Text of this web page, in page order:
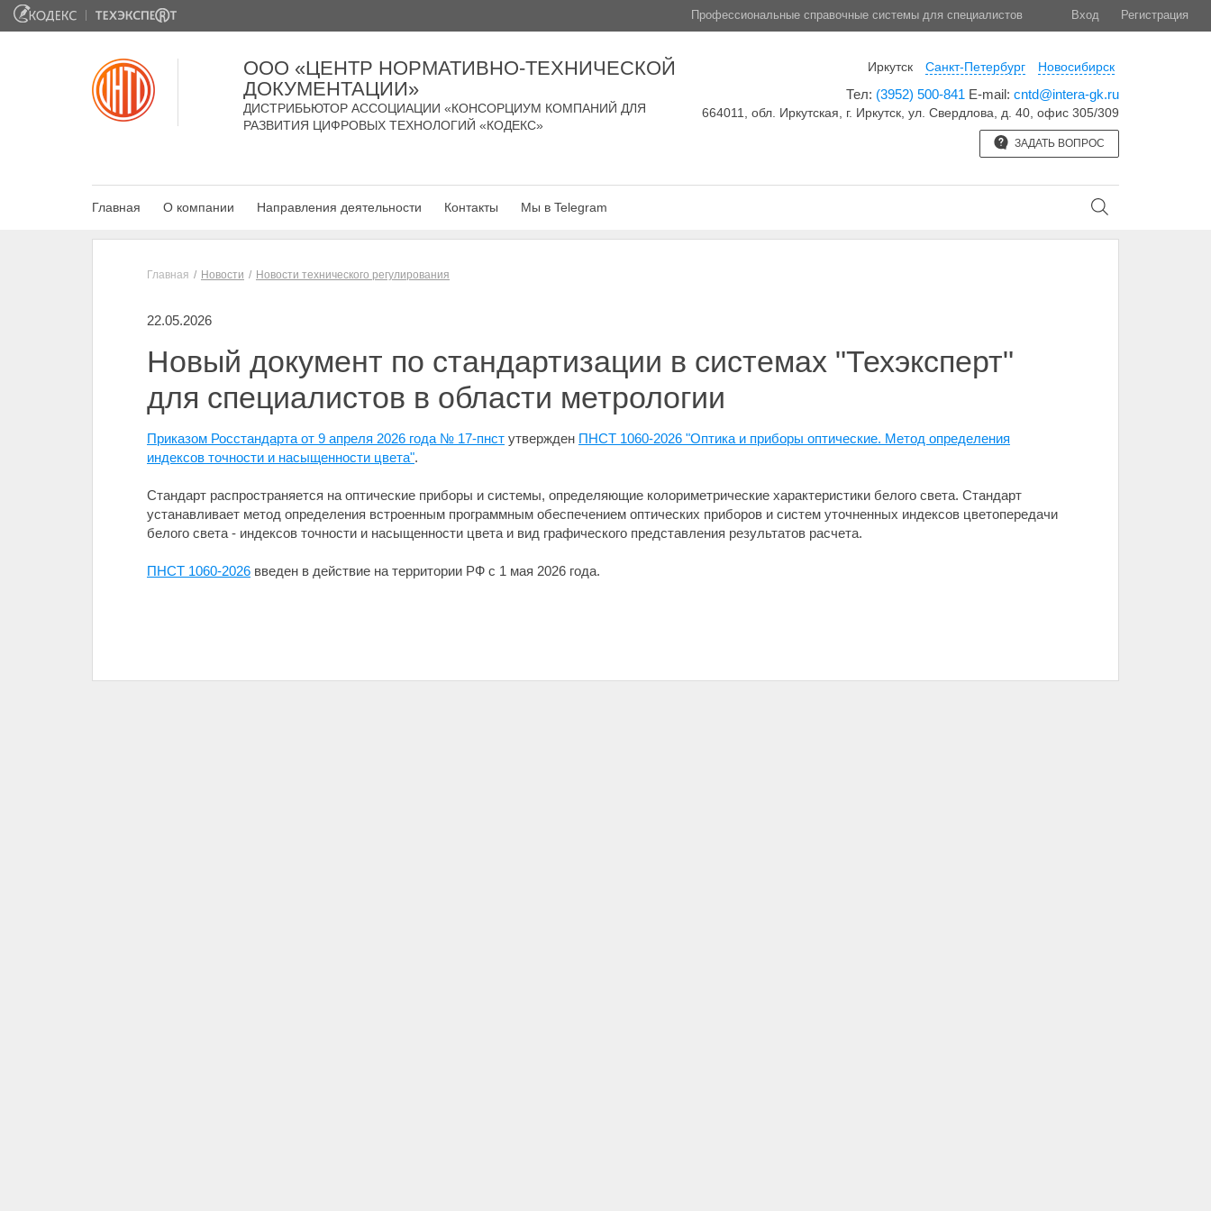
Профессиональные справочные системы для специалистов Вход Регистрация
ООО «ЦЕНТР НОРМАТИВНО-ТЕХНИЧЕСКОЙ
ДОКУМЕНТАЦИИ»
ДИСТРИБЬЮТОР АССОЦИАЦИИ «КОНСОРЦИУМ КОМПАНИЙ ДЛЯ
РАЗВИТИЯ ЦИФРОВЫХ ТЕХНОЛОГИЙ «КОДЕКС»
Иркутск Санкт-Петербург Новосибирск
Тел: (3952) 500-841 E-mail: cntd@intera-gk.ru
664011, обл. Иркутская, г. Иркутск, ул. Свердлова, д. 40, офис 305/309
ЗАДАТЬ ВОПРОС
Главная О компании Направления деятельности Контакты Мы в Telegram
Главная Новости Новости технического регулирования
22.05.2026
Новый документ по стандартизации в системах "Техэксперт"
для специалистов в области метрологии
Приказом Росстандарта от 9 апреля 2026 года № 17-пнст утвержден ПНСТ 1060-2026 "Оптика и приборы оптические. Метод определения
индексов точности и насыщенности цвета".
Стандарт распространяется на оптические приборы и системы, определяющие колориметрические характеристики белого света. Стандарт
устанавливает метод определения встроенным программным обеспечением оптических приборов и систем уточненных индексов цветопередачи
белого света - индексов точности и насыщенности цвета и вид графического представления результатов расчета.
ПНСТ 1060-2026 введен в действие на территории РФ с 1 мая 2026 года.